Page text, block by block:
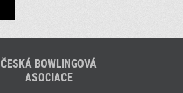
ČESKÁ BOWLINGOVÁ
ASOCIACE